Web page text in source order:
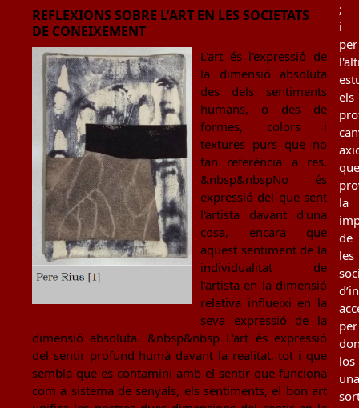
REFLEXIONS SOBRE L’ART EN LES SOCIETATS
DE CONEIXEMENT
L'art és l'expressió de
la dimensió absoluta
des dels sentiments
humans, o des de
formes, colors i
textures purs que no
fan referència a res.
&nbsp&nbspNo és
expressió del que sent
l'artista davant d'una
cosa, encara que
aquest sentiment de la
individualitat de
l'artista en la dimensió
relativa influeixi en la
seva expressió de la
dimensió absoluta. &nbsp&nbsp L'art és expressió
del sentir profund humà davant la realitat, tot i que
sembla que es contamini amb el sentir que funciona
com a sistema de senyals, els sentiments, el bon art
;
i
per
els
que
la
de
les
per
los
una